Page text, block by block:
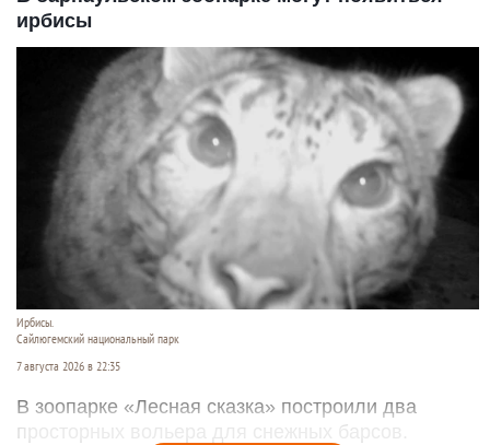
ирбисы
Ирбисы.
Сайлюгемский национальный парк
7 августа 2026 в 22:35
В зоопарке «Лесная сказка» построили два
просторных вольера для снежных барсов.